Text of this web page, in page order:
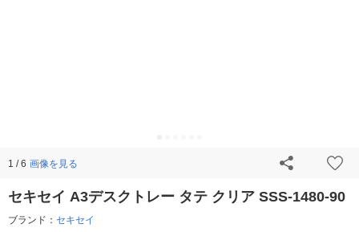
1 / 6 画像を見る
セキセイ A3デスクトレー タテ クリア SSS-1480-90
ブランド： セキセイ